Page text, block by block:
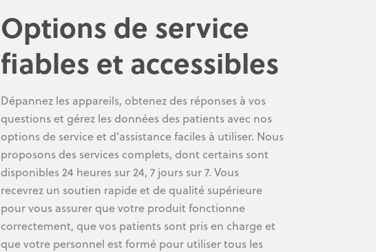
Options de service
fiables et accessibles
Dépannez les appareils, obtenez des réponses à vos
questions et gérez les données des patients avec nos
options de service et d’assistance faciles à utiliser. Nous
proposons des services complets, dont certains sont
disponibles 24 heures sur 24, 7 jours sur 7. Vous
recevrez un soutien rapide et de qualité supérieure
pour vous assurer que votre produit fonctionne
correctement, que vos patients sont pris en charge et
que votre personnel est formé pour utiliser tous les